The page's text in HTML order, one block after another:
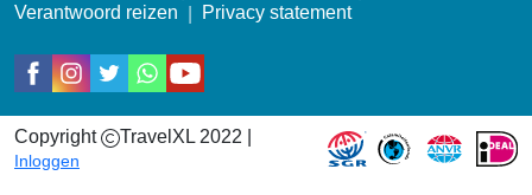
Verantwoord reizen
Privacy statement
Social
Copyright TravelXL 2022 |
Inloggen
Garantie icons